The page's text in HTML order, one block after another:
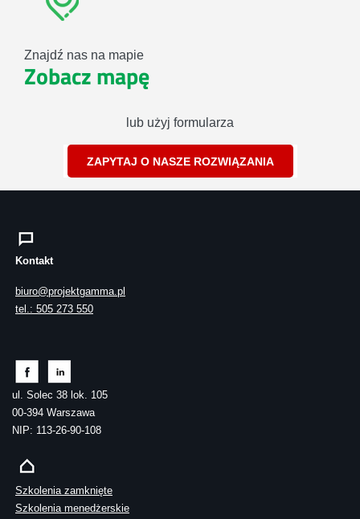
Znajdź nas na mapie
Zobacz mapę
lub użyj formularza
ZAPYTAJ O NASZE ROZWIĄZANIA
Kontakt
biuro@projektgamma.pl
tel.: 505 273 550
ul. Solec 38 lok. 105
00-394 Warszawa
NIP: 113-26-90-108
Szkolenia zamknięte
Szkolenia menedżerskie